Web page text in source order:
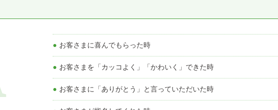
●お客さまに喜んでもらった時
●お客さまを「カッコよく」「かわいく」できた時
●お客さまに「ありがとう」と言っていただいた時